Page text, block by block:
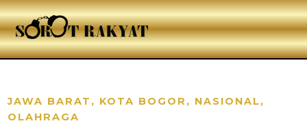
JAWA BARAT , KOTA BOGOR , NASIONAL,
OLAHRAGA